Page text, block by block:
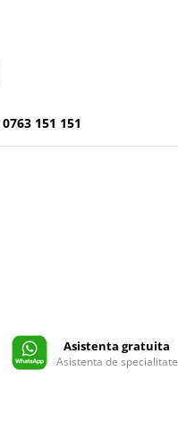
0763 151 151
Asistenta gratuita
Asistenta de specialitate